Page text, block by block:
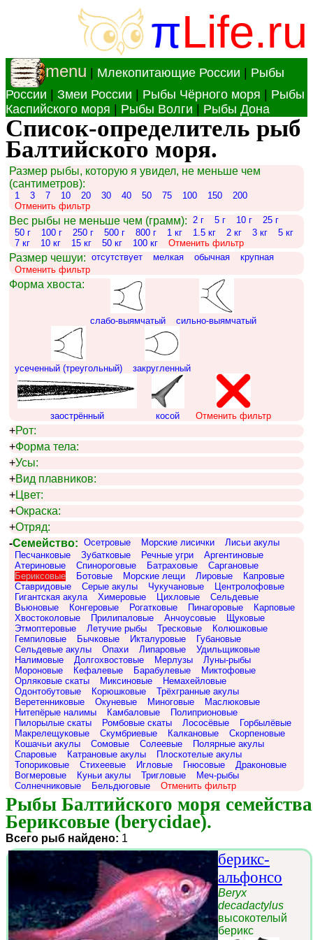
πLife.ru
menu Млекопитающие России
Рыбы
России
Змеи России Рыбы Чёрного моря
Рыбы
Каспийского моря
Рыбы Волги Рыбы Дона
Список-определитель рыб
Балтийского моря.
Размер рыбы, которую я увидел, не меньше чем
(сантиметров):
1 3 7 10 20 30 40 50 75 100 150
200
Отменить фильтр
Вес рыбы не меньше чем (грамм): 2 г 5 г 10 г
25 г
50 г
100 г 250 г 500 г 800 г 1 кг 1.5 кг 2 кг 3 кг
5 кг
7 кг
10 кг 15 кг 50 кг 100 кг Отменить фильтр
Размер чешуи: отсутствует мелкая обычная
крупная
Отменить фильтр
Форма хвоста:
слабо-выямчатый сильно-выямчатый
усеченный (треугольный) закругленный
заострённый косой Отменить фильтр
+Рот:
+Форма тела:
+Усы:
+Вид плавников:
+Цвет:
+Окраска:
+Отряд:
-Семейство: Осетровые Морские лисички
Лисьи акулы
Песчанковые
Зубатковые Речные угри
Аргентиновые
Атериновые
Спинороговые Батраховые
Саргановые
Бериксовые
Ботовые Морские лещи Лировые
Капровые
Ставридовые
Серые акулы Чукучановые
Центролофовые
Гигантская акула
Химеровые Цихловые
Сельдевые
Вьюновые
Конгеровые Рогатковые Пинагоровые
Карповые
Хвостоколовые
Прилипаловые Анчоусовые
Щуковые
Этмоптеровые
Летучие рыбы Тресковые
Колюшковые
Гемпиловые
Бычковые Икталуровые
Губановые
Сельдевые акулы
Опахи Липаровые
Удильщиковые
Налимовые
Долгохвостовые Мерлузы
Луны-рыбы
Мороновые
Кефалевые Барабулевые
Миктофовые
Орляковые скаты
Миксиновые
Немахейловые
Одонтобутовые
Корюшковые
Трёхгранные акулы
Веретенниковые
Окуневые Миноговые
Маслюковые
Нитепёрые налимы
Камбаловые
Полиприоновые
Пилорылые скаты
Ромбовые скаты Лососёвые
Горбылёвые
Макрелещуковые
Скумбриевые Калкановые
Скорпеновые
Кошачьи акулы
Сомовые Солеевые
Полярные акулы
Спаровые
Катрановые акулы
Плоскотелые акулы
Топориковые
Стихеевые Игловые Гнюсовые
Драконовые
Вогмеровые
Куньи акулы Тригловые
Меч-рыбы
Солнечниковые
Бельдюговые Отменить фильтр
Рыбы Балтийского моря семейства
Бериксовые (berycidae).
Всего рыб найдено: 1
берикс-
альфонсо
Beryx
decadactylus
высокотелый
берикс